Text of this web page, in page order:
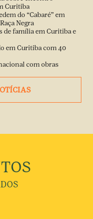
Curitiba
do “Cabaré” em
Negra
de família em Curitiba e
em Curitiba com 40
com obras